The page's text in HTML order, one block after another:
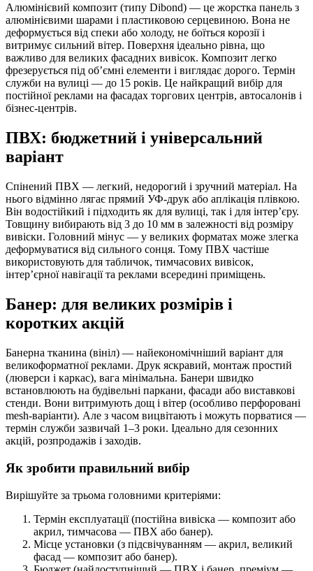
Алюмінієвий композит (типу Dibond) — це жорстка панель з
алюмінієвими шарами і пластиковою серцевиною. Вона не
деформується від спеки або холоду, не боїться корозії і
витримує сильний вітер. Поверхня ідеально рівна, що
важливо для великих фасадних вивісок. Композит легко
фрезерується під об’ємні елементи і виглядає дорого. Термін
служби на вулиці — до 15 років. Це найкращий вибір для
постійної реклами на фасадах торгових центрів, автосалонів і
бізнес-центрів.
ПВХ: бюджетний і універсальний
варіант
Спінений ПВХ — легкий, недорогий і зручний матеріал. На
нього відмінно лягає прямий УФ-друк або аплікація плівкою.
Він водостійкий і підходить як для вулиці, так і для інтер’єру.
Товщину вибирають від 3 до 10 мм в залежності від розміру
вивіски. Головний мінус — у великих форматах може злегка
деформуватися від сильного сонця. Тому ПВХ частіше
використовують для табличок, тимчасових вивісок,
інтер’єрної навігації та реклами всередині приміщень.
Банер: для великих розмірів і
коротких акцій
Банерна тканина (вініл) — найекономічніший варіант для
великоформатної реклами. Друк яскравий, монтаж простий
(люверси і каркас), вага мінімальна. Банери швидко
встановлюють на будівельні паркани, фасади або виставкові
стенди. Вони витримують дощ і вітер (особливо перфоровані
mesh-варіанти). Але з часом вицвітають і можуть порватися —
термін служби зазвичай 1–3 роки. Ідеально для сезонних
акцій, розпродажів і заходів.
Як зробити правильний вибір
Вирішуйте за трьома головними критеріями:
Термін експлуатації (постійна вивіска — композит або
акрил, тимчасова — ПВХ або банер).
Місце установки (з підсвічуванням — акрил, великий
фасад — композит або банер).